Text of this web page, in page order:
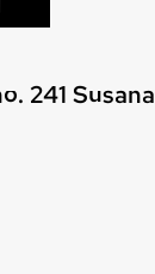
241 Susana